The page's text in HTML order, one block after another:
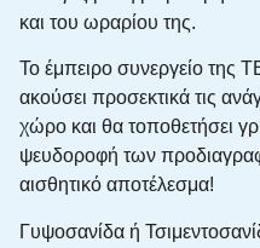
και του ωραρίου της.
Το έμπειρο συνεργείο της
ακούσει προσεκτικά τις
χώρο και θα τοποθετήσει
ψευδοροφή των
αισθητικό αποτέλεσμα!
Γυψοσανίδα ή